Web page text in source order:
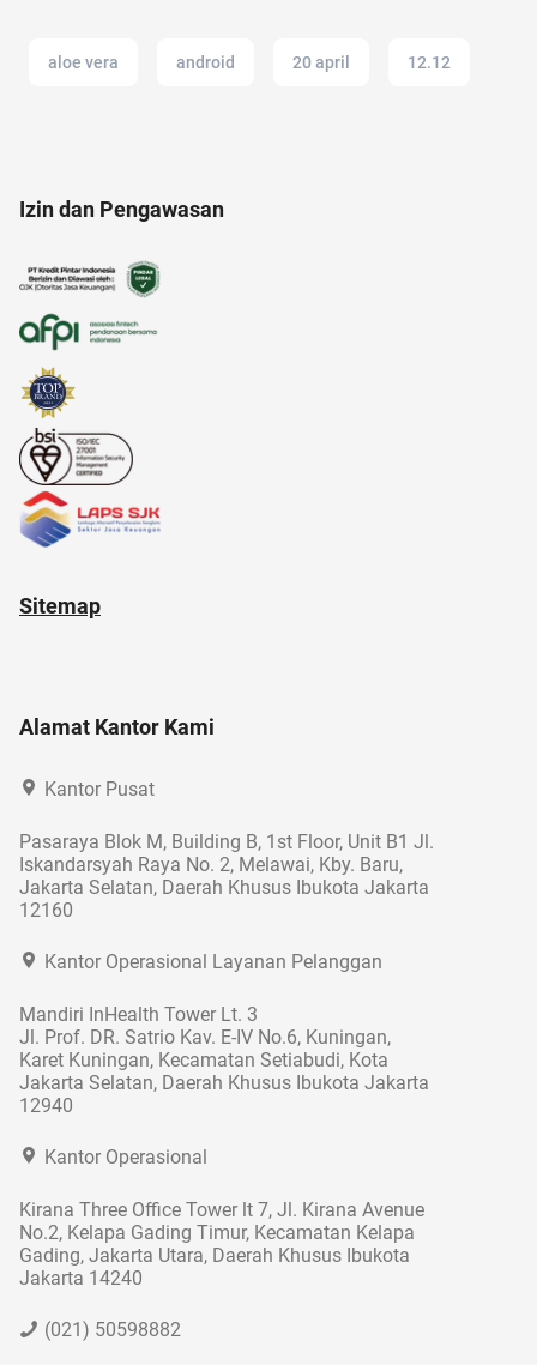
aloe vera android 20 april 12.12
anak anak
alami
Izin dan Pengawasan
Sitemap
Alamat Kantor Kami
Kantor Pusat
Pasaraya Blok M, Building B, 1st Floor, Unit B1 Jl.
Iskandarsyah Raya No. 2, Melawai, Kby. Baru,
Jakarta Selatan, Daerah Khusus Ibukota Jakarta
12160
Kantor Operasional Layanan Pelanggan
Mandiri InHealth Tower Lt. 3
Jl. Prof. DR. Satrio Kav. E-IV No.6, Kuningan,
Karet Kuningan, Kecamatan Setiabudi, Kota
Jakarta Selatan, Daerah Khusus Ibukota Jakarta
12940
Kantor Operasional
Kirana Three Office Tower lt 7, Jl. Kirana Avenue
No.2, Kelapa Gading Timur, Kecamatan Kelapa
Gading, Jakarta Utara, Daerah Khusus Ibukota
Jakarta 14240
(021) 50598882